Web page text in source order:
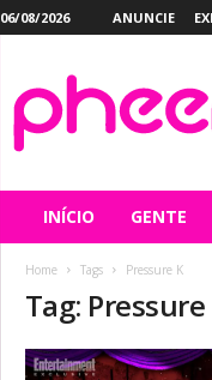
06/08/2026 ANUNCIE
INÍCIO GENTE
Home Tags Pressure K
Tag: Pressure